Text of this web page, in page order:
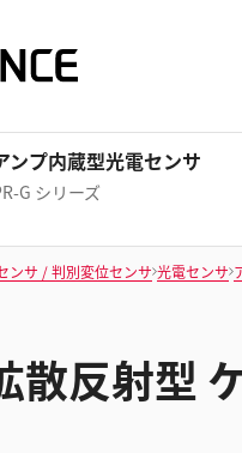
ンプ内蔵型光電センサ
G シリーズ
ンサ / 判別変位センサ 光電センサ
散反射型